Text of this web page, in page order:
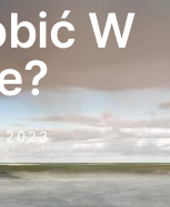
W
2023